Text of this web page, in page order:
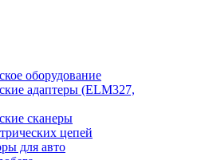
оборудование
адаптеры (ELM327,
сканеры
цепей
для авто